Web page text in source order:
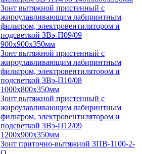
Зонт вытяжной пристенный с
жироулавливающим лабиринтным
фильтром, электровентилятором и
подсветкой ЗВэ-П09/09
900х900х350мм
Зонт вытяжной пристенный с
жироулавливающим лабиринтным
фильтром, электровентилятором и
подсветкой ЗВэ-П10/08
1000х800х350мм
Зонт вытяжной пристенный с
жироулавливающим лабиринтным
фильтром, электровентилятором и
подсветкой ЗВэ-П12/09
1200х900х350мм
Зонт приточно-вытяжной ЗПВ-1100-2-